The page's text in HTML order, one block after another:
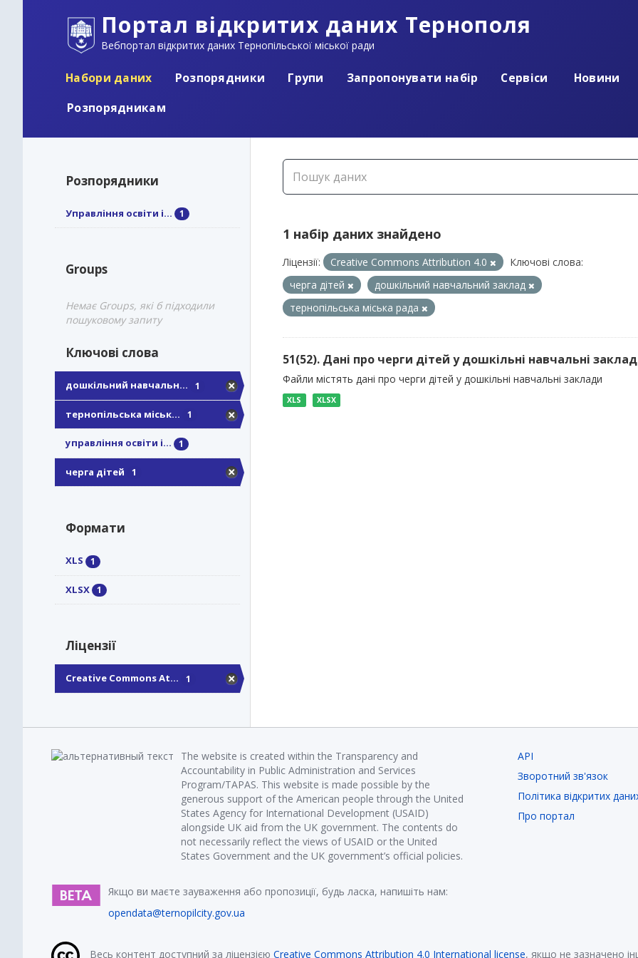
Портал відкритих даних Тернополя
Вебпортал відкритих даних Тернопільської міської ради
Набори даних Розпорядники Групи Запропонувати набір Сервіси
Новини
Розпорядникам
Розпорядники
Управління освіти і... 1
Groups
Немає Groups, які б підходили
пошуковому запиту
Ключові слова
дошкільний навчальн... 1
тернопільська міськ... 1
управління освіти і... 1
черга дітей 1
Формати
XLS 1
XLSX 1
Ліцензії
Creative Commons At... 1
1 набір даних знайдено
Ліцензії: Creative Commons Attribution 4.0
Ключові слова:
черга дітей
дошкільний навчальний заклад
тернопільська міська рада
51(52). Дані про черги дітей у дошкільні навчальні
Файли містять дані про черги дітей у дошкільні навчальні заклади
XLS XLSX
The website is created within the Transparency and
Accountability in Public Administration and Services
Program/TAPAS. This website is made possible by the
generous support of the American people through the United
States Agency for International Development (USAID)
alongside UK aid from the UK government. The contents do
not necessarily reflect the views of USAID or the United
States Government and the UK government’s official policies.
Якщо ви маєте зауваження або пропозиції, будь ласка, напишіть нам:
opendata@ternopilcity.gov.ua
API
Зворотний зв'язок
Політика відкритих
Про портал
Весь контент доступний за ліцензією Creative Commons Attribution 4.0 International license, якщо не зазначено